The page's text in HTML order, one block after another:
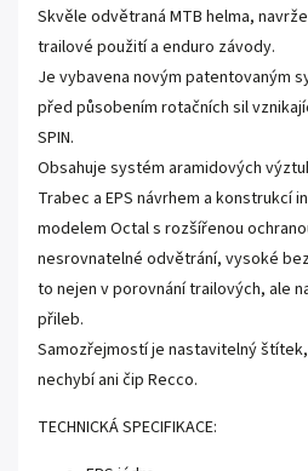
Skvěle odvětraná MTB helma,
trailové použití a enduro závody.
Je vybavena novým patentovaným
před působením rotačních sil
SPIN.
Obsahuje systém aramidových
Trabec a EPS návrhem a konstrukcí
modelem Octal s rozšířenou
nesrovnatelné odvětrání, vysoké
to nejen v porovnání trailových, ale
přileb.
Samozřejmostí je nastavitelný
nechybí ani čip Recco.
TECHNICKÁ SPECIFIKACE: